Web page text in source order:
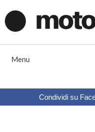
al
contenuto
Menu
Condividi su